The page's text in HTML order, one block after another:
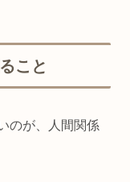
こと
のが、人間関係